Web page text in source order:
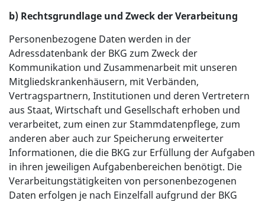
b) Rechtsgrundlage und Zweck der Verarbeitung
Personenbezogene Daten werden in der
Adressdatenbank der BKG zum Zweck der
Kommunikation und Zusammenarbeit mit unseren
Mitgliedskrankenhäusern, mit Verbänden,
Vertragspartnern, Institutionen und deren Vertretern
aus Staat, Wirtschaft und Gesellschaft erhoben und
verarbeitet, zum einen zur Stammdatenpflege, zum
anderen aber auch zur Speicherung erweiterter
Informationen, die die BKG zur Erfüllung der Aufgaben
in ihren jeweiligen Aufgabenbereichen benötigt. Die
Verarbeitungstätigkeiten von personenbezogenen
Daten erfolgen je nach Einzelfall aufgrund der BKG